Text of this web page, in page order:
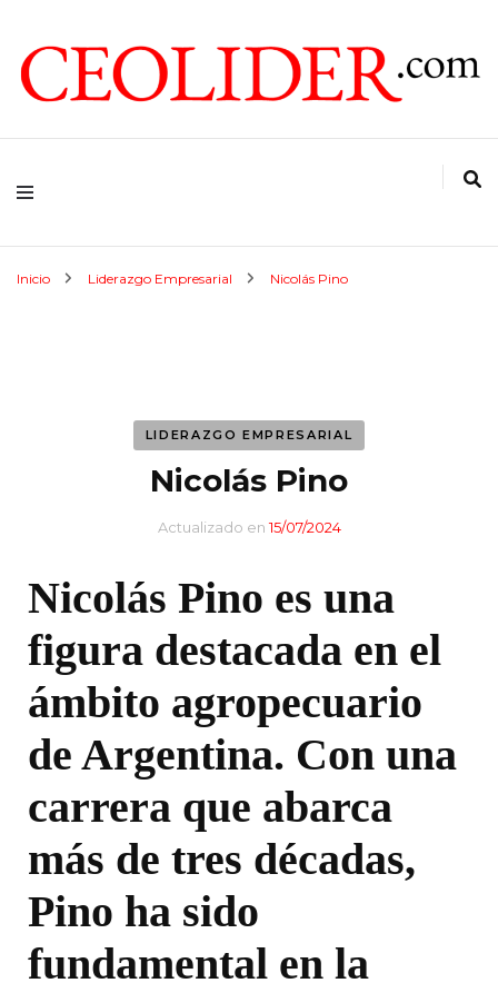
CEOLIDER.COM
Inicio Liderazgo Empresarial Nicolás Pino
LIDERAZGO EMPRESARIAL
Nicolás Pino
Actualizado en15/07/2024
Nicolás Pino es una
figura destacada en el
ámbito agropecuario
de Argentina. Con una
carrera que abarca
más de tres décadas,
Pino ha sido
fundamental en la